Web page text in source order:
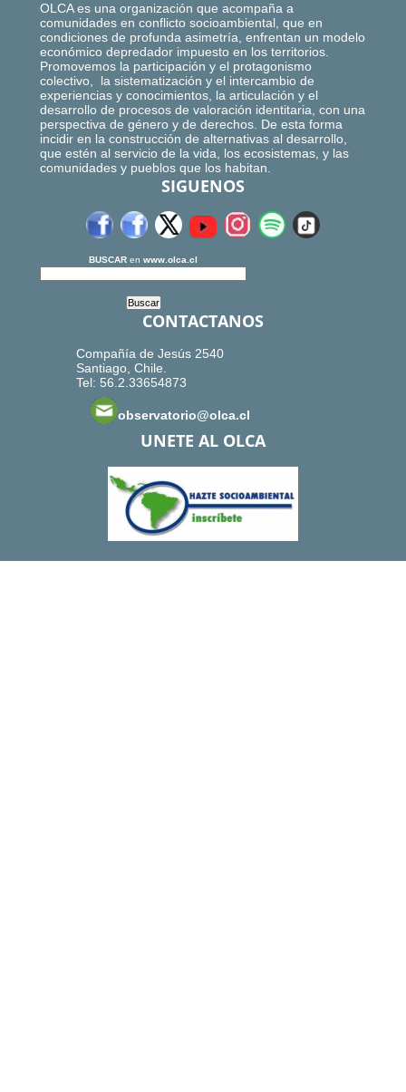
OLCA es una organización que acompaña a
comunidades en conflicto socioambiental, que en
condiciones de profunda asimetría, enfrentan un modelo
económico depredador impuesto en los territorios.
Promovemos la participación y el protagonismo
colectivo, la sistematización y el intercambio de
experiencias y conocimientos, la articulación y el
desarrollo de procesos de valoración identitaria, con una
perspectiva de género y de derechos. De esta forma
incidir en la construcción de alternativas al desarrollo,
que estén al servicio de la vida, los ecosistemas, y las
comunidades y pueblos que los habitan.
SIGUENOS
BUSCAR en www.olca.cl
CONTACTANOS
Compañía de Jesús 2540
Santiago, Chile.
Tel: 56.2.33654873
observatorio@olca.cl
UNETE AL OLCA